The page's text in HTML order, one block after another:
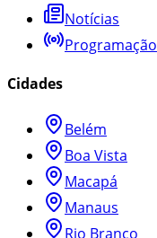
Notícias
Programação
Cidades
Belém
Boa Vista
Macapá
Manaus
Rio Branco